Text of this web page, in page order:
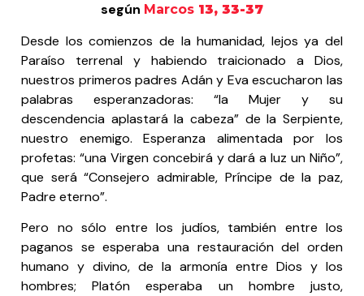
según Marcos 13, 33-37
Desde los comienzos de la humanidad, lejos ya del
Paraíso terrenal y habiendo traicionado a Dios,
nuestros primeros padres Adán y Eva escucharon las
palabras esperanzadoras: “la Mujer y su
descendencia aplastará la cabeza” de la Serpiente,
nuestro enemigo. Esperanza alimentada por los
profetas: “una Virgen concebirá y dará a luz un Niño”,
que será “Consejero admirable, Príncipe de la paz,
Padre eterno”.
Pero no sólo entre los judíos, también entre los
paganos se esperaba una restauración del orden
humano y divino, de la armonía entre Dios y los
hombres; Platón esperaba un hombre justo,